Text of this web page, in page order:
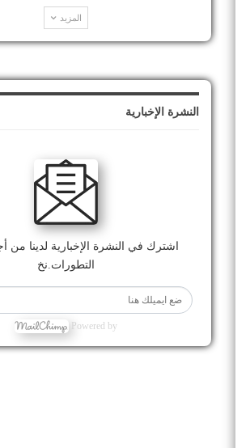
المزيد
النشرة الإخبارية
اشترك في النشرة الإخبارية لدينا من
التطورات.نخ
Powered by